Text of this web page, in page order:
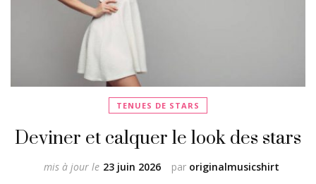
TENUES DE STARS
Deviner et calquer le look des stars
par originalmusicshirt
mis à jour le 23 juin 2026